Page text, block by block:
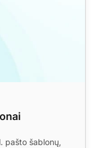
pašto šablonų,